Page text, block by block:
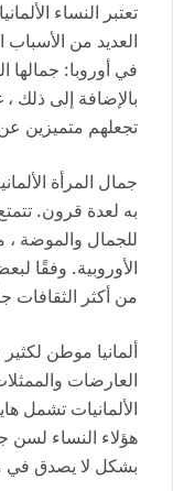
تعتبر النساء
العديد من الأسباب
في أوروبا: جمالها
بالإضافة إلى ذلك
تجعلهم متميزين
جمال المرأة
به لعدة قرون.
للجمال والموضة ،
الأوروبية. وفقًا
من أكثر الثقافات
ألمانيا موطن
العارضات
الألمانيات تشمل
هؤلاء النساء
بشكل لا يصدق